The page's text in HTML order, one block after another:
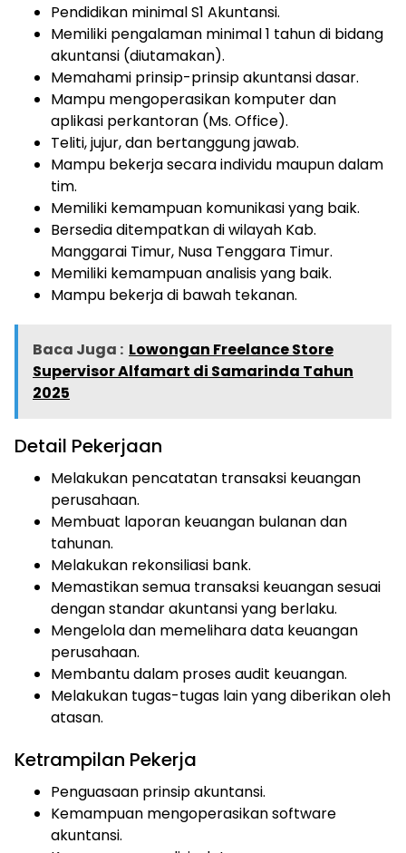
Pendidikan minimal S1 Akuntansi.
Memiliki pengalaman minimal 1 tahun di bidang
akuntansi (diutamakan).
Memahami prinsip-prinsip akuntansi dasar.
Mampu mengoperasikan komputer dan
aplikasi perkantoran (Ms. Office).
Teliti, jujur, dan bertanggung jawab.
Mampu bekerja secara individu maupun dalam
tim.
Memiliki kemampuan komunikasi yang baik.
Bersedia ditempatkan di wilayah Kab.
Manggarai Timur, Nusa Tenggara Timur.
Memiliki kemampuan analisis yang baik.
Mampu bekerja di bawah tekanan.
Baca Juga : Lowongan Freelance Store
Supervisor Alfamart di Samarinda Tahun
2025
Detail Pekerjaan
Melakukan pencatatan transaksi keuangan
perusahaan.
Membuat laporan keuangan bulanan dan
tahunan.
Melakukan rekonsiliasi bank.
Memastikan semua transaksi keuangan sesuai
dengan standar akuntansi yang berlaku.
Mengelola dan memelihara data keuangan
perusahaan.
Membantu dalam proses audit keuangan.
Melakukan tugas-tugas lain yang diberikan oleh
atasan.
Ketrampilan Pekerja
Penguasaan prinsip akuntansi.
Kemampuan mengoperasikan software
akuntansi.